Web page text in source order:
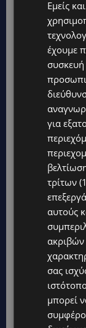
UPDATES
ΑΓΙΟΣ
χωριού –
επισκέπτες
LIFESTYLE
ΕΛΕΝΑ
ευθύνη»
VIBE NEWS
ARLA
Protein
Εμείς
έχουμε
συσκευή
για
τρίτων
αυτούς
σας
μπορεί